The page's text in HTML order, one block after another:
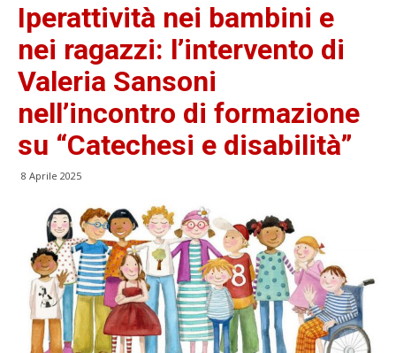
Iperattività nei bambini e
nei ragazzi: l’intervento di
Valeria Sansoni
nell’incontro di formazione
su “Catechesi e disabilità”
8 Aprile 2025